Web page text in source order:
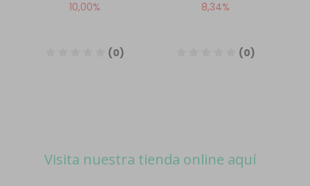
Visita nuestra tienda online aquí